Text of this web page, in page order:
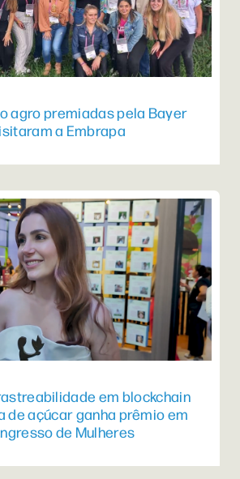
agro premiadas pela Bayer
a Embrapa
em blockchain
de açúcar ganha prêmio em
de Mulheres